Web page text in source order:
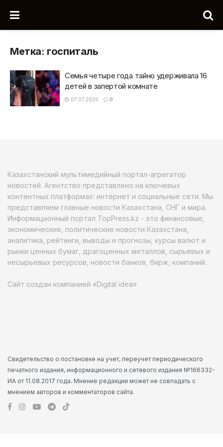
Метка: госпиталь
Семья четыре года тайно удерживала 16
детей в запертой комнате
07.07.2026 0
Казахстанский мультимедийный портал-агрегатор
новостей. Агентство представлено на ключевых
контентных платформах: интернет и социальные сети. Мы
представляем главные новости Казахстана, СНГ и мира.
Информационный портал TopPress.kz - это финансовые,
экономические, политические новости Казахстана,
аналитика, рейтинги, выводы и прогнозы, курсы валют и
рынки ценных бумаг, драгоценных металлов, сырьевых и
несырьевых ресурсов, новости банков, бирж, компаний.
Сайт создан компанией «Digital idea»
Свидетельство о постановке на учет, переучет периодического
печатного издания, информационного и сетевого издания №166332-
ИА от 11.08.2017 года. Мнение редакции может не совпадать с
мнением авторов и комментаторов сайта.